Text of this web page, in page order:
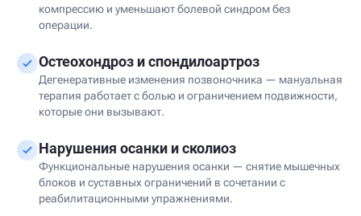
компрессию и уменьшают болевой синдром без
операции.
Остеохондроз и спондилоартроз
Дегенеративные изменения позвоночника — мануальная
терапия работает с болью и ограничением подвижности,
которые они вызывают.
Нарушения осанки и сколиоз
Функциональные нарушения осанки — снятие мышечных
блоков и суставных ограничений в сочетании с
реабилитационными упражнениями.